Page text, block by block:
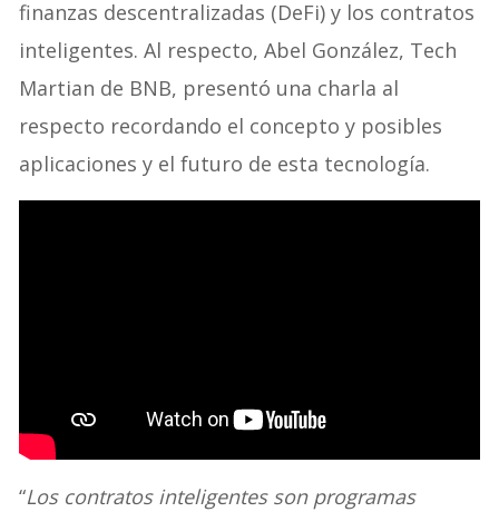
finanzas descentralizadas (DeFi) y los contratos
inteligentes. Al respecto, Abel González, Tech
Martian de BNB, presentó una charla al
respecto recordando el concepto y posibles
aplicaciones y el futuro de esta tecnología.
“Los contratos inteligentes son programas